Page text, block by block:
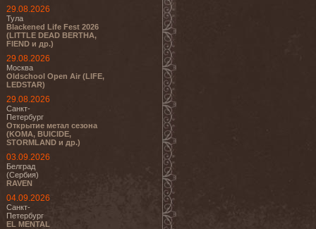
29.08.2026
Тула
Blackened Life Fest 2026
(LITTLE DEAD BERTHA,
FIEND и др.)
29.08.2026
Москва
Oldschool Open Air (LIFE,
LEDSTAR)
29.08.2026
Санкт-
Петербург
Открытие метал сезона
(KOMA, BUICIDE,
STORMLAND и др.)
03.09.2026
Белград
(Сербия)
RAVEN
04.09.2026
Санкт-
Петербург
EL MENTAL